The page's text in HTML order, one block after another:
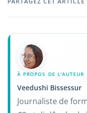
À PROPOS DE L'AUTEUR
Veedushi Bissessur
Journaliste de